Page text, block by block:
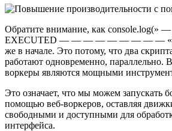
Обратите внимание, как
EXECUTED — — — — — — — — — «);
же в начале. Это потому, что два
работают одновременно, параллельно.
воркеры являются мощными
Это означает, что мы можем запускать
помощью веб-воркеров, оставляя
свободными и доступными для
интерфейса.